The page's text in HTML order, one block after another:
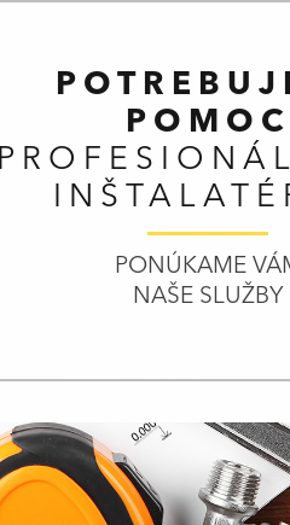
POMOC
PONÚKAME
NAŠE SLUŽBY